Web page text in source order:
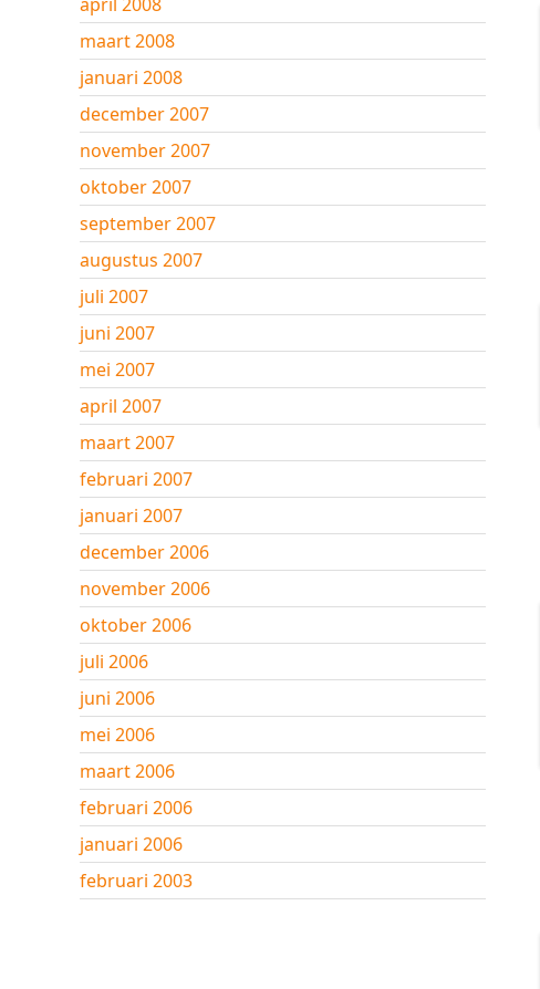
maart 2008
januari 2008
december 2007
november 2007
oktober 2007
september 2007
augustus 2007
juli 2007
juni 2007
mei 2007
april 2007
maart 2007
februari 2007
januari 2007
december 2006
november 2006
oktober 2006
juli 2006
juni 2006
mei 2006
maart 2006
februari 2006
januari 2006
februari 2003